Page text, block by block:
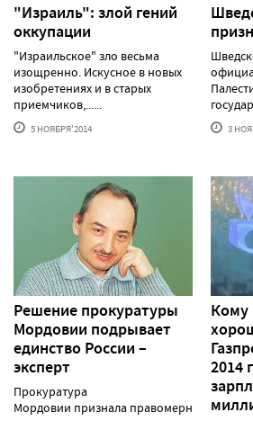
"Израиль": злой гений
оккупации
"Израильское" зло весьма
изощренно. Искусное в новых
изобретениях и в старых
приемчиков,......
5 НОЯБРЯ'2014 3
Решение прокуратуры
Мордовии подрывает
единство России –
эксперт
Прокуратура
Мордовии признала правомерным
Кому
2014